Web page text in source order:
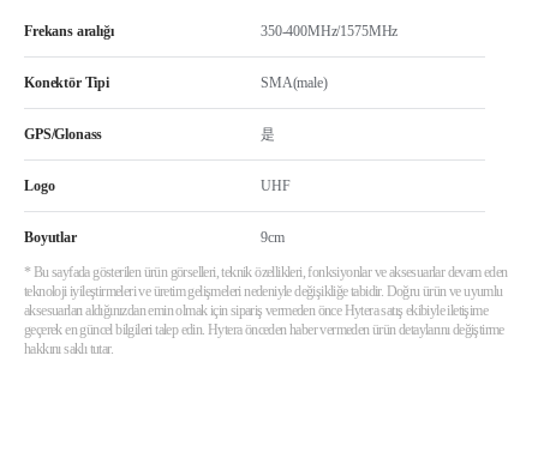
Frekans aralığı 350-400MHz/1575MHz
Konektör Tipi SMA(male)
GPS/Glonass 是
Logo UHF
Boyutlar 9cm
* Bu sayfada gösterilen ürün görselleri, teknik özellikleri, fonksiyonlar ve aksesuarlar devam eden
teknoloji iyileştirmeleri ve üretim gelişmeleri nedeniyle değişikliğe tabidir. Doğru ürün ve uyumlu
aksesuarları aldığınızdan emin olmak için sipariş vermeden önce Hytera satış ekibiyle iletişime
geçerek en güncel bilgileri talep edin. Hytera önceden haber vermeden ürün detaylarını değiştirme
hakkını saklı tutar.